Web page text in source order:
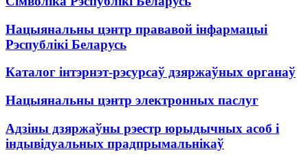
Нацыянальны цэнтр прававой інфармацыі
Рэспублікі Беларусь
Каталог інтэрнэт-рэсурсаў дзяржаўных органаў
Нацыянальны цэнтр электронных паслуг
Адзіны дзяржаўны рэестр юрыдычных асоб і
індывідуальных прадпрымальнікаў